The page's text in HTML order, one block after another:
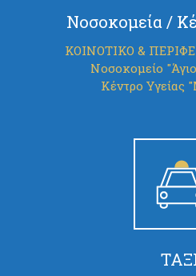
Νοσοκομεία /
ΚΟΙΝΟΤΙΚΟ &
Νοσοκομείο
Κέντρο